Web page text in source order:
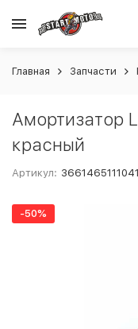
Главная Запчасти
Амортизатор
красный
Артикул:
-50%